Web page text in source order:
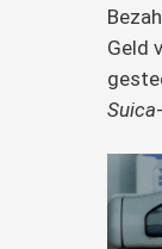
Geld
Suica